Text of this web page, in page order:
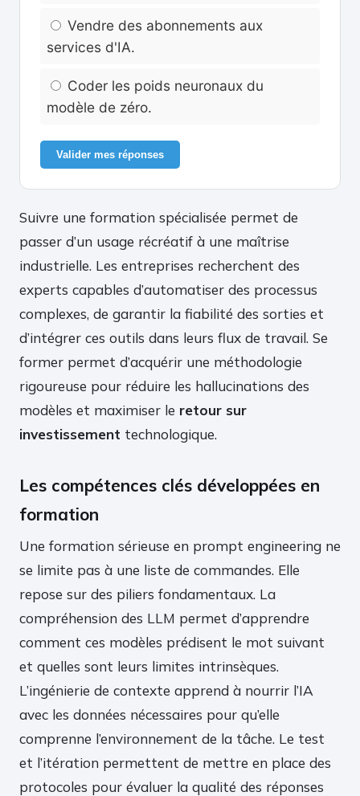
Vendre des abonnements aux
services d'IA.
Coder les poids neuronaux du
modèle de zéro.
Valider mes réponses
Suivre une formation spécialisée permet de
passer d’un usage récréatif à une maîtrise
industrielle. Les entreprises recherchent des
experts capables d’automatiser des processus
complexes, de garantir la fiabilité des sorties et
d’intégrer ces outils dans leurs flux de travail. Se
former permet d’acquérir une méthodologie
rigoureuse pour réduire les hallucinations des
modèles et maximiser le retour sur
investissement technologique.
Les compétences clés développées en
formation
Une formation sérieuse en prompt engineering ne
se limite pas à une liste de commandes. Elle
repose sur des piliers fondamentaux. La
compréhension des LLM permet d’apprendre
comment ces modèles prédisent le mot suivant
et quelles sont leurs limites intrinsèques.
L’ingénierie de contexte apprend à nourrir l’IA
avec les données nécessaires pour qu’elle
comprenne l’environnement de la tâche. Le test
et l’itération permettent de mettre en place des
protocoles pour évaluer la qualité des réponses